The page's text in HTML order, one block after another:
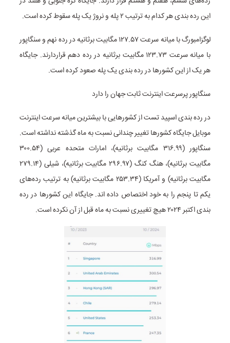
این رده بندی هر کدام به ترتیب ۲ پله و نروژ یک پله سقوط کرده است.
لوگزامبورگ با میانه سرعت ۱۲۷.۵۷ مگابیت برثانیه در رده نهم و سنگاپور
با میانه سرعت ۱۲۳.۷۳ مگابیت برثانیه در رده دهم قراردارند. جایگاه
هر یک از این کشورها در رده بندی یک پله صعود کرده است.
سنگاپور پرسرعت اینترنت ثابت جهان را دارد
در رده بندی اسپید تست از کشورهایی با بیشترین میانه سرعت اینترنت
موبایل جایگاه کشورها تغییر چندانی نسبت به ماه گذشته نداشته است.
سنگاپور (۳۱۶.۹۹ مگابیت برثانیه)، امارات متحده عربی (۳۰۰.۵۴
مگابیت برثانیه)، هنگ کنگ (۲۹۶.۹۷ مگابیت برثانیه)، شیلی (۲۷۹.۱۴
مگابیت برثانیه) و آمریکا (۲۵۳.۳۴ مگابیت برثانیه) به ترتیب رده‌های
یکم تا پنجم را به خود اختصاص داده اند. جایگاه این کشورها در رده
بندی اکتبر ۲۰۲۴ هیچ تغییری نسبت به ماه قبل از آن نکرده است.